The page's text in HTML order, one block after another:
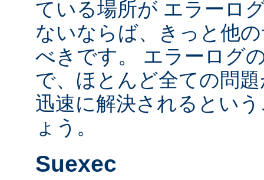
ている場所が エラーロ
ないならば、きっと他
べきです。 エラーログ
で、ほとんど全ての問
迅速に解決されるとい
ょう。
Suexec